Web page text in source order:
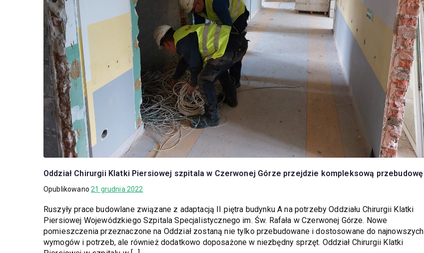
Oddział Chirurgii Klatki Piersiowej szpitala w Czerwonej Górze przejdzie kompleksową przebudowę
Opublikowano21 grudnia 2022
Ruszyły prace budowlane związane z adaptacją II piętra budynku A na potrzeby Oddziału Chirurgii Klatki
Piersiowej Wojewódzkiego Szpitala Specjalistycznego im. Św. Rafała w Czerwonej Górze. Nowe
pomieszczenia przeznaczone na Oddział zostaną nie tylko przebudowane i dostosowane do najnowszych
wymogów i potrzeb, ale również dodatkowo doposażone w niezbędny sprzęt. Oddział Chirurgii Klatki